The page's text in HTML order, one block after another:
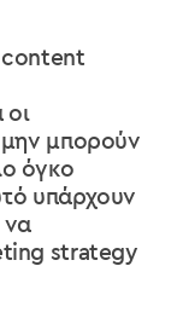
content
οι
μην μπορούν
όγκο
υπάρχουν
να
strategy